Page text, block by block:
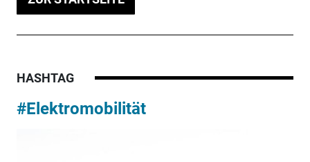
HASHTAG
#Elektromobilität